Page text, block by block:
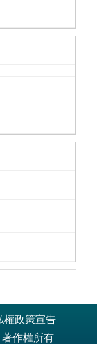
權政策宣告
作權所有